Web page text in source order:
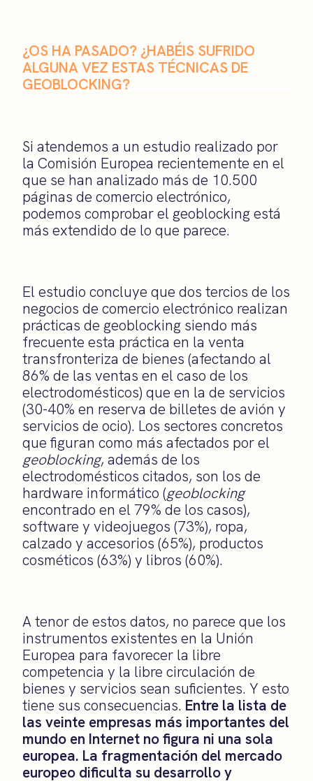
¿OS HA PASADO? ¿HABÉIS SUFRIDO
ALGUNA VEZ ESTAS TÉCNICAS DE
GEOBLOCKING?
Si atendemos a un estudio realizado por
la Comisión Europea recientemente en el
que se han analizado más de 10.500
páginas de comercio electrónico,
podemos comprobar el geoblocking está
más extendido de lo que parece.
El estudio concluye que dos tercios de los
negocios de comercio electrónico realizan
prácticas de geoblocking siendo más
frecuente esta práctica en la venta
transfronteriza de bienes (afectando al
86% de las ventas en el caso de los
electrodomésticos) que en la de servicios
(30-40% en reserva de billetes de avión y
servicios de ocio). Los sectores concretos
que figuran como más afectados por el
geoblocking, además de los
electrodomésticos citados, son los de
hardware informático (geoblocking
encontrado en el 79% de los casos),
software y videojuegos (73%), ropa,
calzado y accesorios (65%), productos
cosméticos (63%) y libros (60%).
A tenor de estos datos, no parece que los
instrumentos existentes en la Unión
Europea para favorecer la libre
competencia y la libre circulación de
bienes y servicios sean suficientes. Y esto
tiene sus consecuencias. Entre la lista de
las veinte empresas más importantes del
mundo en Internet no figura ni una sola
europea. La fragmentación del mercado
europeo dificulta su desarrollo y